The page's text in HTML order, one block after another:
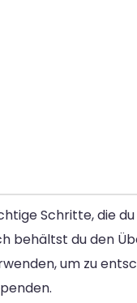
Schritte, die
behältst du den
um zu